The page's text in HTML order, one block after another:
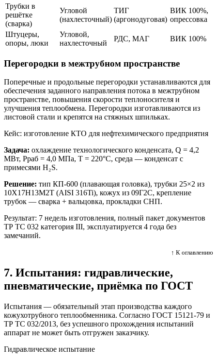
Трубки в
решётке
(сварка)
Угловой
(нахлесточный)
ТИГ
(аргонодуговая)
ВИК 100%,
опрессовка
Штуцеры,
опоры, люки
Угловой,
нахлесточный
РДС, МАГ ВИК 100%
Перегородки в межтрубном пространстве
Поперечные и продольные перегородки устанавливаются для
обеспечения заданного направления потока в межтрубном
пространстве, повышения скорости теплоносителя и
улучшения теплообмена. Перегородки изготавливаются из
листовой стали и крепятся на стяжных шпильках.
Кейс: изготовление КТО для нефтехимического предприятия
Задача: охлаждение технологического конденсата, Q = 4,2
МВт, Рраб = 4,0 МПа, Т = 220°C, среда — конденсат с
примесями H₂S.
Решение: тип КП-600 (плавающая головка), трубки 25×2 из
10Х17Н13М2Т (AISI 316Ti), кожух из 09Г2С, крепление
трубок — сварка + вальцовка, прокладки СНП.
Результат: 7 недель изготовления, полный пакет документов
ТР ТС 032 категория III, эксплуатируется 4 года без
замечаний.
↑ К оглавлению
7. Испытания: гидравлические,
пневматические, приёмка по ГОСТ
Испытания — обязательный этап производства каждого
кожухотрубного теплообменника. Согласно ГОСТ 15121-79 и
ТР ТС 032/2013, без успешного прохождения испытаний
аппарат не может быть отгружен заказчику.
Гидравлическое испытание